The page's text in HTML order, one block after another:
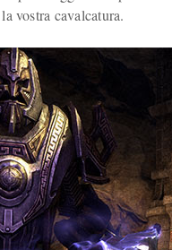
vostra cavalcatura.